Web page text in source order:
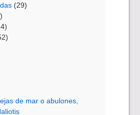
(29)
de mar o abulones,